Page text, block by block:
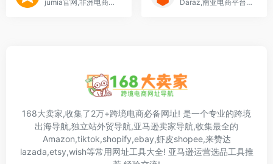
jumia官网,非洲电商平台jumia平台开店条件,教程,怎么样入驻 Daraz,南亚电商平台Daraz开店条件,教程,入驻流程要求
168大卖家,收集了2万+跨境电商必备网址! 是一个专业的跨境
出海导航,独立站外贸导航,亚马逊卖家导航,收集最全的
Amazon,tiktok,shopify,ebay,虾皮shopee,来赞达
lazada,etsy,wish等常用网址工具大全! 亚马逊运营选品工具推